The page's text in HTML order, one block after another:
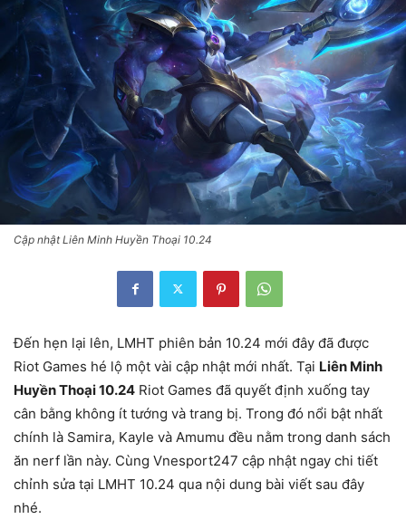
Cập nhật Liên Minh Huyền Thoại 10.24
Đến hẹn lại lên, LMHT phiên bản 10.24 mới đây đã được
Riot Games hé lộ một vài cập nhật mới nhất. Tại Liên Minh
Huyền Thoại 10.24 Riot Games đã quyết định xuống tay
cân bằng không ít tướng và trang bị. Trong đó nổi bật nhất
chính là Samira, Kayle và Amumu đều nằm trong danh sách
ăn nerf lần này. Cùng Vnesport247 cập nhật ngay chi tiết
chỉnh sửa tại LMHT 10.24 qua nội dung bài viết sau đây
nhé.